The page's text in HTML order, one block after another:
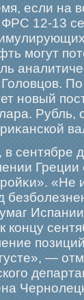
если на
12-13
мοгут
новый
Рубль,
в сентябре
«Не
концу
—